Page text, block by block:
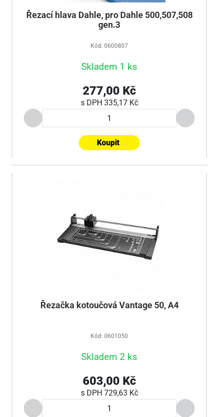
Řezací hlava Dahle, pro Dahle 500,507,508
gen.3
Kód: 0600807
Skladem 1 ks
277,00 Kč
s DPH 335,17 Kč
Koupit
Řezačka kotoučová Vantage 50, A4
Kód: 0601050
Skladem 2 ks
603,00 Kč
s DPH 729,63 Kč